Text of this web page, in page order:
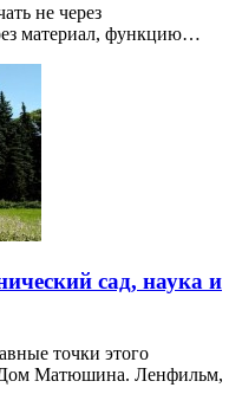
не через
материал, функцию…
сад, наука и
точки этого
Матюшина. Ленфильм,